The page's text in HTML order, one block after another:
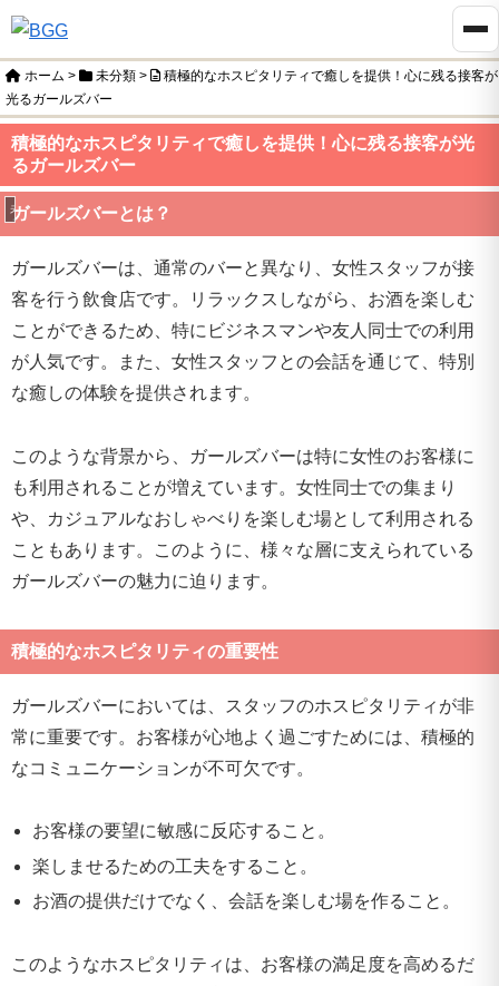
ホーム > 未分類 >
積極的なホスピタリティで癒しを提供！心に残る接客が
光るガールズバー
積極的なホスピタリティで癒しを提供！心に残る接客が光
るガールズバー
未分類
ガールズバーとは？
ガールズバーは、通常のバーと異なり、女性スタッフが接
客を行う飲食店です。リラックスしながら、お酒を楽しむ
ことができるため、特にビジネスマンや友人同士での利用
が人気です。また、女性スタッフとの会話を通じて、特別
な癒しの体験を提供されます。
このような背景から、ガールズバーは特に女性のお客様に
も利用されることが増えています。女性同士での集まり
や、カジュアルなおしゃべりを楽しむ場として利用される
こともあります。このように、様々な層に支えられている
ガールズバーの魅力に迫ります。
積極的なホスピタリティの重要性
ガールズバーにおいては、スタッフのホスピタリティが非
常に重要です。お客様が心地よく過ごすためには、積極的
なコミュニケーションが不可欠です。
お客様の要望に敏感に反応すること。
楽しませるための工夫をすること。
お酒の提供だけでなく、会話を楽しむ場を作ること。
このようなホスピタリティは、お客様の満足度を高めるだ